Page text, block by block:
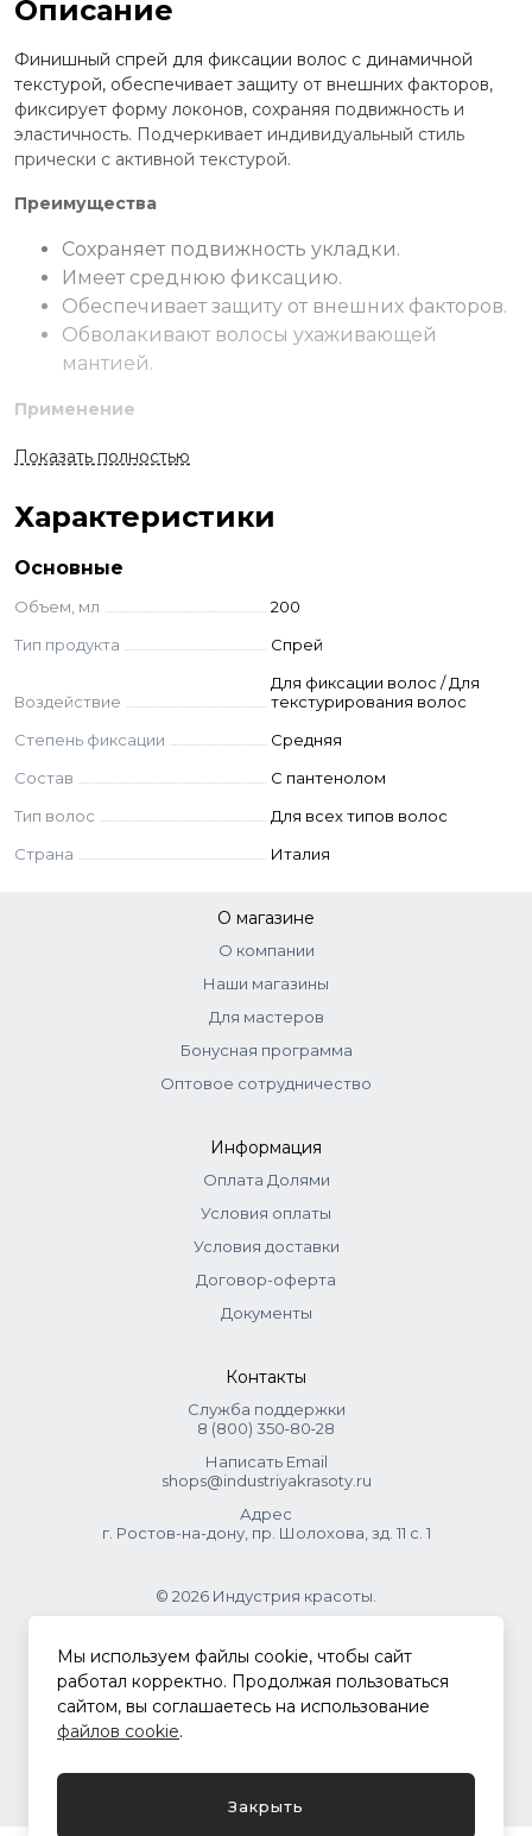
Описание
Финишный спрей для фиксации волос с динамичной
текстурой, обеспечивает защиту от внешних факторов,
фиксирует форму локонов, сохраняя подвижность и
эластичность. Подчеркивает индивидуальный стиль
прически с активной текстурой.
Преимущества
Сохраняет подвижность укладки.
Имеет среднюю фиксацию.
Обеспечивает защиту от внешних факторов.
Обволакивают волосы ухаживающей
мантией.
Применение
Перед использованием встряхнуть флакон. Распылить на
пряди с расстояния 15-30 см.
Экстракт мелиссы
Геспередин
glycerin, va/crotonates/vinyl neodecanoate copolymer,
propylene glycol, parfum(fragrance), aqua(water/eau), vp/va
acetate, benzyl alcohol, terpineol, hexyl cinnamal, citronellol,
alpha-isomethyl ionone, limonene, citrus aurantium peel oil,
Показать полностью
Характеристики
Основные
Объем, мл
200
Тип продукта
Спрей
Воздействие
Для фиксации волос / Для
текстурирования волос
Степень фиксации
Средняя
Состав
C пантенолом
Тип волос
Для всех типов волос
Страна
Италия
О магазине
О компании
Наши магазины
Для мастеров
Бонусная программа
Оптовое сотрудничество
Информация
Оплата Долями
Условия оплаты
Условия доставки
Договор-оферта
Документы
Контакты
Служба поддержки
8 (800) 350‑80‑28
Написать Email
shops@industriyakrasoty.ru
Адрес
г. Ростов-на-дону, пр. Шолохова, зд. 11 с. 1
© 2026 Индустрия красоты.
.
Политика конфиденциальности
Мы используем файлы cookie, чтобы сайт
работал корректно. Продолжая пользоваться
сайтом, вы соглашаетесь на использование
файлов cookie.
Закрыть